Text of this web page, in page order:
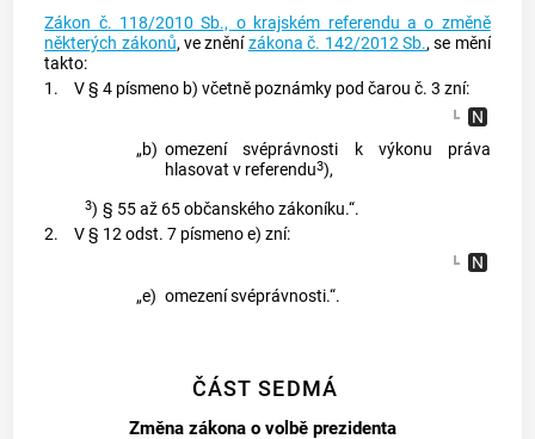
Zákon č. 118/2010 Sb., o krajském referendu a o změně
některých zákonů, ve zněnízákona č. 142/2012 Sb., se mění
takto:
1.
V § 4 písmeno b) včetně poznámky pod čarou č. 3 zní:
„b) omezení svéprávnosti k výkonu práva
hlasovat v referendu3),
3) § 55 až 65 občanského zákoníku.“.
2.
V § 12 odst. 7 písmeno e) zní:
„e) omezení svéprávnosti.“.
ČÁST SEDMÁ
Změna zákona o volbě prezidenta